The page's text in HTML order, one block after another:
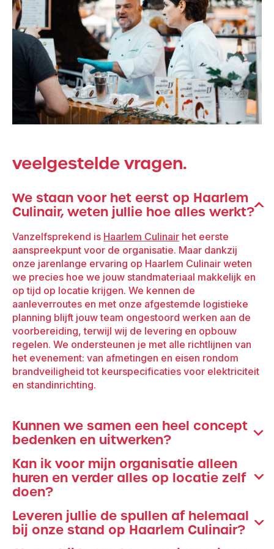
veelgestelde vragen.
We staan voor het eerst op Haarlem
Culinair, weten jullie hoe alles werkt?
Vanzelfsprekend is Haarlem Culinair het eerste
aanspreekpunt voor de organisatie. Maar dankzij
onze jarenlange ervaring op Haarlem Culinair weten
we precies hoe we jouw standmateriaal makkelijk en
op tijd op locatie krijgen. We kennen de
aanleverroutes en met onze afgestemde logistieke
planning blijft jouw team ongestoord werken aan de
voorbereiding, terwijl wij de levering en opbouw
regelen. We ondersteunen je met alle richtlijnen van
het evenement: van afmetingen en eisen rondom
brandveiligheid tot keurspecificaties voor elektriciteit
en standinrichting.
Kunnen we samen een heel concept
bedenken en uitwerken?
Absoluut. Dat kunnen we van a tot z realiseren, samen
met onze collega’s vanDCRT : dé creatieve
specialisten in event concept en styling op maat. Voor
één totaalconcept dat naadloos aansluit op jouw
organisatie, doelgroep en idee. Vanaf de allereerste
schets tot de laatste afbouw begeleiden we je in een
Kan ik voor mijn organisatie alleen
huren en verder alles op locatie zelf
doen?
Ja, dat kan. Je selecteert dan eenvoudig uit onze
professioneleverhuur­materialen en wij leveren ze af
Leveren jullie de spullen af helemaal
bij onze stand op Haarlem Culinair?